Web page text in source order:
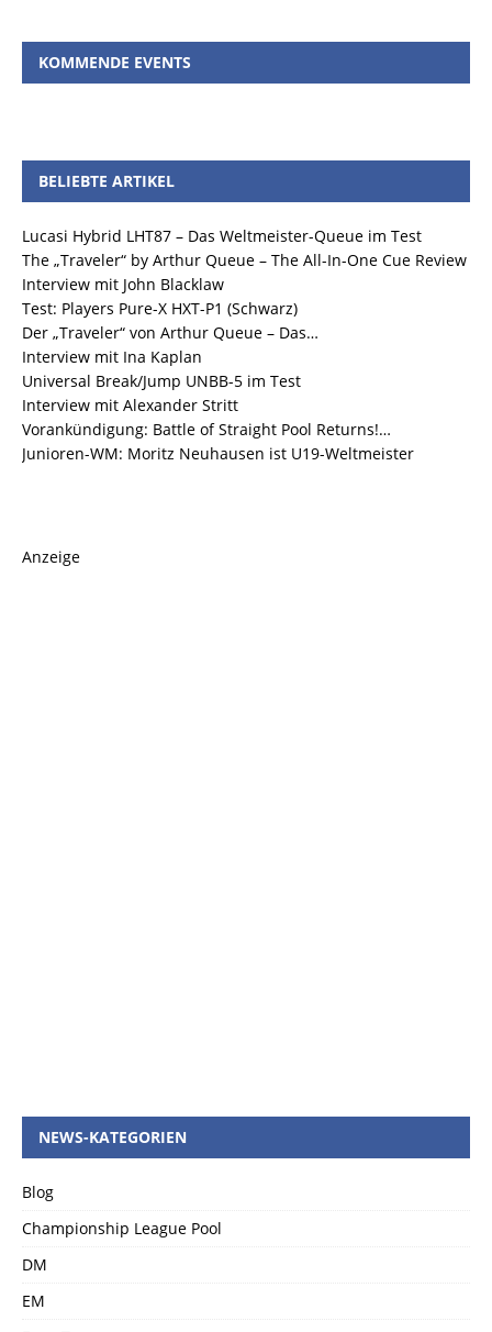
KOMMENDE EVENTS
BELIEBTE ARTIKEL
Lucasi Hybrid LHT87 – Das Weltmeister-Queue im Test
The „Traveler“ by Arthur Queue – The All-In-One Cue Review
Interview mit John Blacklaw
Test: Players Pure-X HXT-P1 (Schwarz)
Der „Traveler“ von Arthur Queue – Das…
Interview mit Ina Kaplan
Universal Break/Jump UNBB-5 im Test
Interview mit Alexander Stritt
Vorankündigung: Battle of Straight Pool Returns!…
Junioren-WM: Moritz Neuhausen ist U19-Weltmeister
Anzeige
NEWS-KATEGORIEN
Blog
Championship League Pool
DM
EM